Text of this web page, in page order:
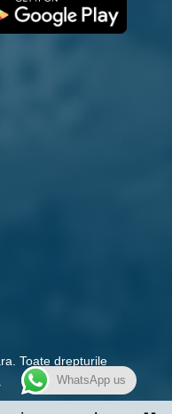
Toate drepturile
WhatsApp us